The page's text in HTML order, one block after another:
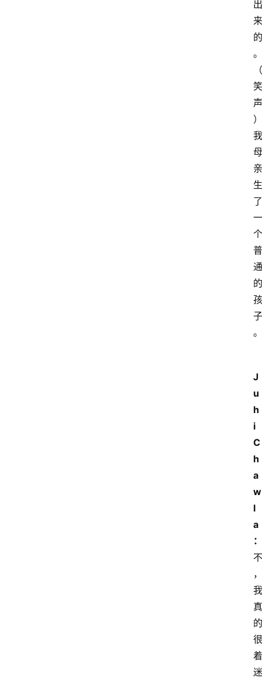
出
来
的
。
（
笑
声
）
我
母
亲
生
了
一
个
普
通
的
孩
子
。
J
u
h
i
C
h
a
w
l
a
：
不
，
我
真
的
很
着
迷